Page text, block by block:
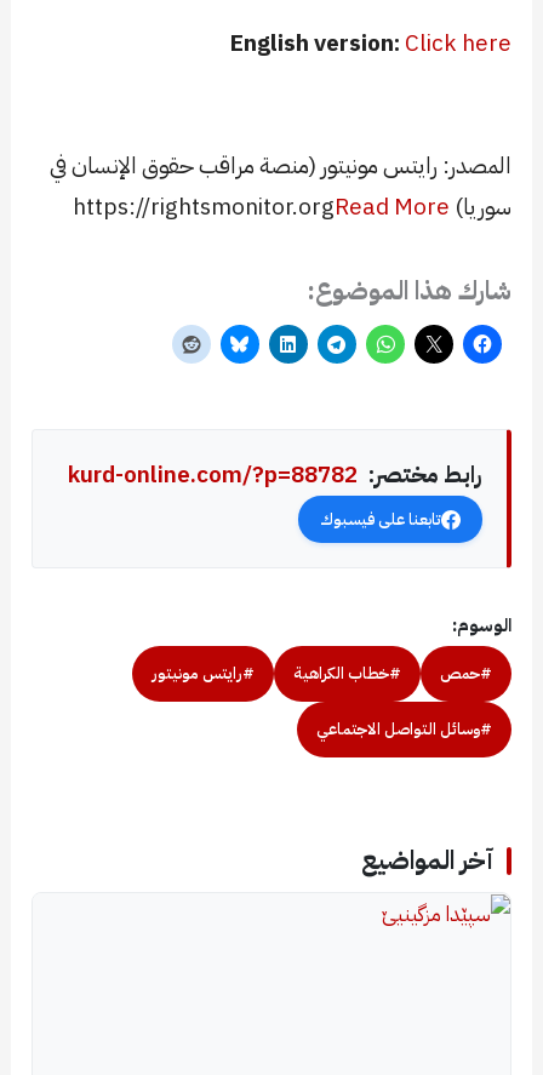
English version: Click here
المصدر: رايتس مونيتور (منصة مراقب حقوق الإنسان في
سوريا) https://rightsmonitor.org Read More
شارك هذا الموضوع:
رابط مختصر: kurd-online.com/?p=88782
تابعنا على فيسبوك
الوسوم:
#حمص #خطاب الكراهية #رايتس مونيتور
#وسائل التواصل الاجتماعي
آخر المواضيع